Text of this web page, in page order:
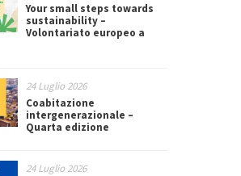
Your small steps towards
sustainability –
Volontariato europeo a
24 Luglio 2026
Coabitazione
intergenerazionale –
Quarta edizione
24 Luglio 2026